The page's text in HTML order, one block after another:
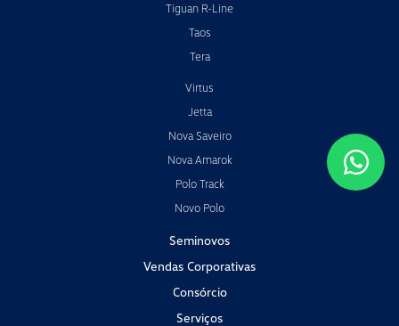
Tiguan R-Line
Taos
Tera
Virtus
Jetta
Nova Saveiro
Nova Amarok
Polo Track
Novo Polo
Seminovos
Vendas Corporativas
Consórcio
Serviços